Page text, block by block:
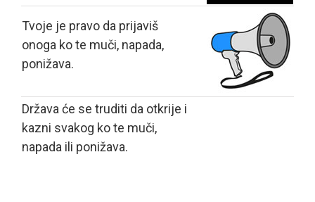
Tvoje je pravo da prijaviš
onoga ko te muči, napada,
ponižava.
Država će se truditi da otkrije i
kazni svakog ko te muči,
napada ili ponižava.